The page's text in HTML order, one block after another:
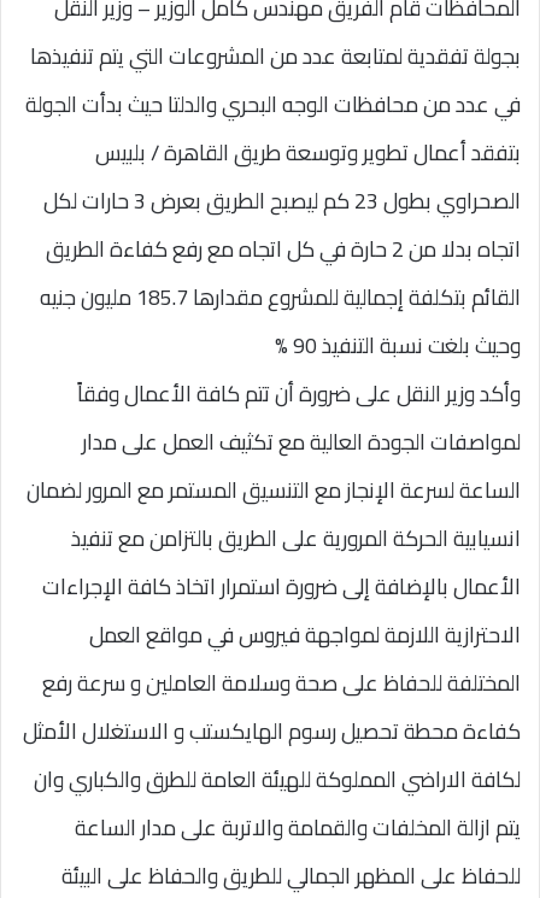
بجولة تفقدية لمتابعة عدد من المشروعات التي يتم تنفيذها
في عدد من محافظات الوجه البحري والدلتا حيث بدأت الجولة
بتفقد أعمال تطوير وتوسعة طريق القاهرة / بلبيس
الصحراوي بطول 23 كم ليصبح الطريق بعرض 3 حارات لكل
اتجاه بدلا من 2 حارة في كل اتجاه مع رفع كفاءة الطريق
القائم بتكلفة إجمالية للمشروع مقدارها 185.7 مليون جنيه
وحيث بلغت نسبة التنفيذ 90 %
وأكد وزير النقل على ضرورة أن تتم كافة الأعمال وفقاً
لمواصفات الجودة العالية مع تكثيف العمل على مدار
الساعة لسرعة الإنجاز مع التنسيق المستمر مع المرور لضمان
انسيابية الحركة المرورية على الطريق بالتزامن مع تنفيذ
الأعمال بالإضافة إلى ضرورة استمرار اتخاذ كافة الإجراءات
الاحترازية اللازمة لمواجهة فيروس في مواقع العمل
المختلفة للحفاظ على صحة وسلامة العاملين و سرعة رفع
كفاءة محطة تحصيل رسوم الهايكستب و الاستغلال الأمثل
لكافة الاراضي المملوكة للهيئة العامة للطرق والكباري وان
يتم ازالة المخلفات والقمامة والاتربة على مدار الساعة
للحفاظ على المظهر الجمالي للطريق والحفاظ على البيئة